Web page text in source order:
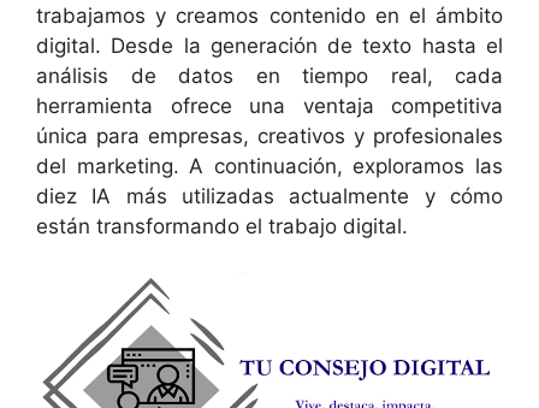
trabajamos y creamos contenido en el ámbito
digital. Desde la generación de texto hasta el
análisis de datos en tiempo real, cada
herramienta ofrece una ventaja competitiva
única para empresas, creativos y profesionales
del marketing. A continuación, exploramos las
diez IA más utilizadas actualmente y cómo
están transformando el trabajo digital.